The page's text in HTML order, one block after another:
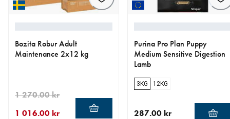
Bozita Robur Adult
Maintenance 2x12 kg
1 016.00 kr
1 270.00 kr
Purina Pro Plan Puppy
Medium Sensitive Digestion
Lamb
3KG 12KG
287.00 kr